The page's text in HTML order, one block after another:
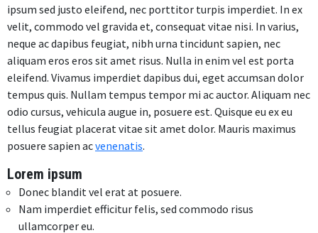
ipsum sed justo eleifend, nec porttitor turpis imperdiet. In ex
velit, commodo vel gravida et, consequat vitae nisi. In varius,
neque ac dapibus feugiat, nibh urna tincidunt sapien, nec
aliquam eros eros sit amet risus. Nulla in enim vel est porta
eleifend. Vivamus imperdiet dapibus dui, eget accumsan dolor
tempus quis. Nullam tempus tempor mi ac auctor. Aliquam nec
odio cursus, vehicula augue in, posuere est. Quisque eu ex eu
tellus feugiat placerat vitae sit amet dolor. Mauris maximus
posuere sapien acvenenatis.
Lorem ipsum
Donec blandit vel erat at posuere.
Nam imperdiet efficitur felis, sed commodo risus
ullamcorper eu.